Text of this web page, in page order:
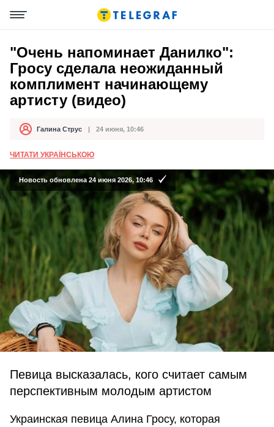
"Очень напоминает Данилко":
Гросу сделала неожиданный
комплимент начинающему
артисту (видео)
АвторГалина Струс
Дата публикации 24 июня, 10:46
ЧИТАТИ УКРАЇНСЬКОЮ
Новость обновлена 24 июня 2026, 10:46
Певица высказалась, кого считает самым
перспективным молодым артистом
Украинская певица Алина Гросу, которая